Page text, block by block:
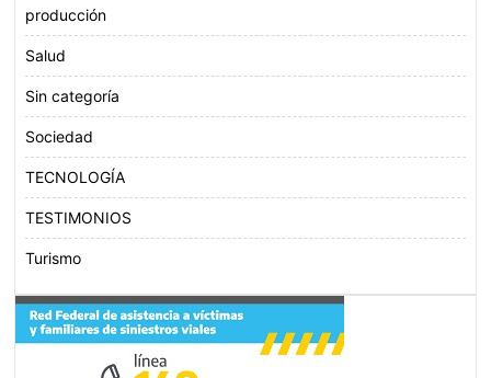
producción
Salud
Sin categoría
Sociedad
TECNOLOGÍA
TESTIMONIOS
Turismo